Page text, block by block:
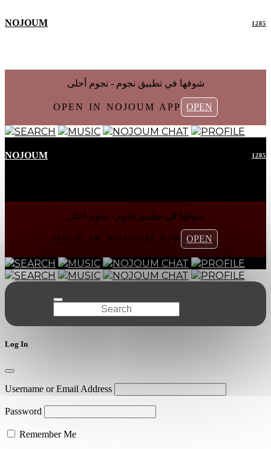
NOJOUM 1285
شوفها في تطبیق نجوم - نجوم أحلی
OPEN IN NOJOUM APP OPEN
SEARCH MUSIC NOJOUM CHAT PROFILE
NOJOUM 1285
شوفها في تطبیق نجوم - نجوم أحلی
OPEN IN NOJOUM APP OPEN
SEARCH MUSIC NOJOUM CHAT
PROFILE
SEARCH
MUSIC NOJOUM CHAT PROFILE
Log In
Username or Email Address
Password
Remember Me